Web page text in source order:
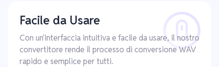
Facile da Usare
Con un'interfaccia intuitiva e facile da usare, il nostro
convertitore rende il processo di conversione WAV
rapido e semplice per tutti.